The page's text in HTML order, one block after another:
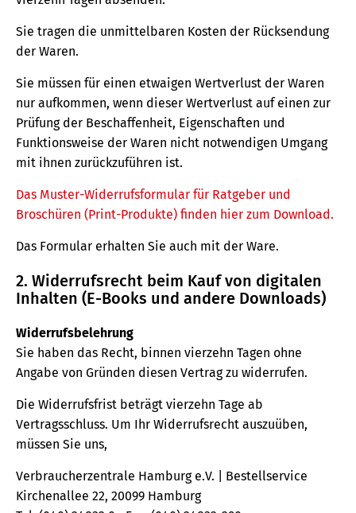
Sie tragen die unmittelbaren Kosten der Rücksendung
der Waren.
Sie müssen für einen etwaigen Wertverlust der Waren
nur aufkommen, wenn dieser Wertverlust auf einen zur
Prüfung der Beschaffenheit, Eigenschaften und
Funktionsweise der Waren nicht notwendigen Umgang
mit ihnen zurückzuführen ist.
Das Muster-Widerrufsformular für Ratgeber und
Broschüren (Print-Produkte) finden hier zum Download.
Das Formular erhalten Sie auch mit der Ware.
2. Widerrufsrecht beim Kauf von digitalen
Inhalten (E-Books und andere Downloads)
Widerrufsbelehrung
Sie haben das Recht, binnen vierzehn Tagen ohne
Angabe von Gründen diesen Vertrag zu widerrufen.
Die Widerrufsfrist beträgt vierzehn Tage ab
Vertragsschluss. Um Ihr Widerrufsrecht auszuüben,
müssen Sie uns,
Verbraucherzentrale Hamburg e.V. | Bestellservice
Kirchenallee 22, 20099 Hamburg